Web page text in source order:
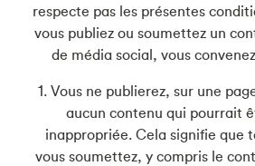
respecte pas les présentes
vous publiez ou soumettez un
de média social, vous
1. Vous ne publierez, sur une
aucun contenu qui pourrait
inappropriée. Cela signifie que
vous soumettez, y compris le